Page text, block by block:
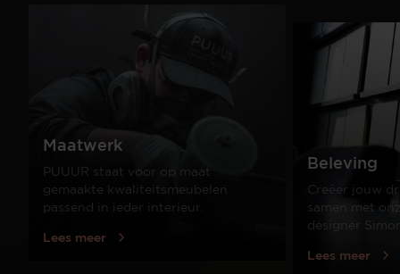
Maatwerk
PUUUR staat voor op maat
gemaakte kwaliteitsmeubelen
passend in ieder interieur.
Lees meer
Beleving
Creëer jouw
samen met
designer
Lees meer